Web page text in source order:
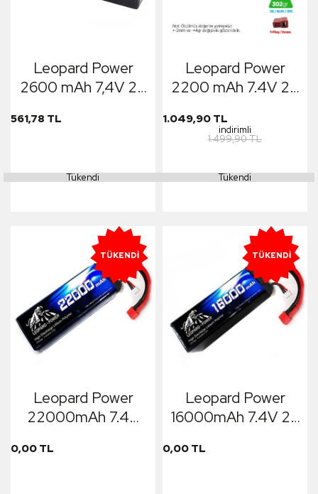
Leopard Power
2600 mAh 7,4V 2S
561,78 TL
Tükendi
Leopard Power
2200 mAh 7.4V 2S
Polimer Lipo
Batarya Pil T Plug
1.049,90 TL
indirimli
1.499,90 TL
Tükendi
TÜKENDI
Leopard Power
22000mAh 7.4V
Batarya T Plug
0,00 TL
TÜKENDI
Leopard Power
16000mAh 7.4V 2S
0,00 TL